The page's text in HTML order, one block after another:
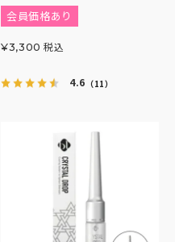
会員価格あり
¥3,300 税込
4.6 （11）